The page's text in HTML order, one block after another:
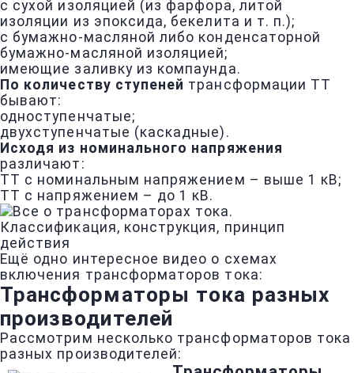
с сухой изоляцией (из фарфора, литой
изоляции из эпоксида, бекелита и т. п.);
с бумажно-масляной либо конденсаторной
бумажно-масляной изоляцией;
имеющие заливку из компаунда.
По количеству ступеней трансформации ТТ
бывают:
одноступенчатые;
двухступенчатые (каскадные).
Исходя из номинального напряжения
различают:
ТТ с номинальным напряжением – выше 1 кВ;
ТТ с напряжением – до 1 кВ.
Ещё одно интересное видео о схемах
включения трансформаторов тока:
Трансформаторы тока разных
производителей
Рассмотрим несколько трансформаторов тока
разных производителей: